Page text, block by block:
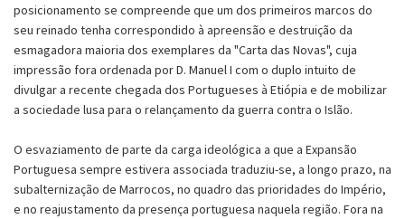
posicionamento se compreende que um dos primeiros marcos do
seu reinado tenha correspondido à apreensão e destruição da
esmagadora maioria dos exemplares da "Carta das Novas", cuja
impressão fora ordenada por D. Manuel I com o duplo intuito de
divulgar a recente chegada dos Portugueses à Etiópia e de mobilizar
a sociedade lusa para o relançamento da guerra contra o Islão.
O esvaziamento de parte da carga ideológica a que a Expansão
Portuguesa sempre estivera associada traduziu-se, a longo prazo, na
subalternização de Marrocos, no quadro das prioridades do Império,
e no reajustamento da presença portuguesa naquela região. Fora na